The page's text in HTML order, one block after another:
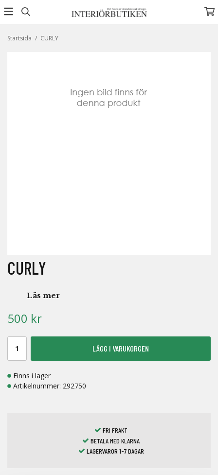
Startsida / CURLY
CURLY
Läs mer
500 kr
LÄGG I VARUKORGEN
Finns i lager
Artikelnummer: 292750
FRI FRAKT
BETALA MED KLARNA
LAGERVAROR 1-7 DAGAR